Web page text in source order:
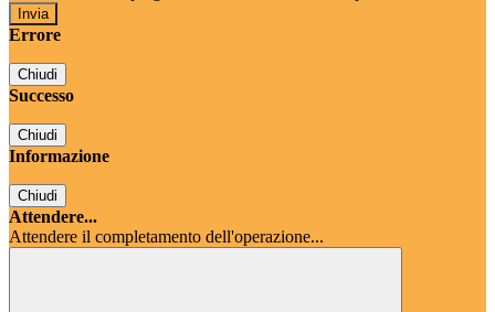
Errore
Chiudi
Successo
Chiudi
Informazione
Chiudi
Attendere...
Attendere il completamento dell'operazione...